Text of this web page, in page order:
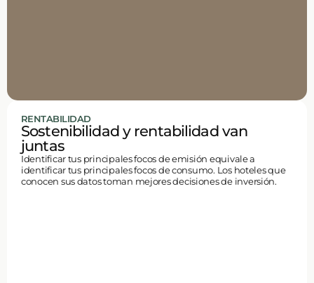
RENTABILIDAD
Sostenibilidad y rentabilidad van
juntas
Identificar tus principales focos de emisión equivale a
identificar tus principales focos de consumo. Los hoteles que
conocen sus datos toman mejores decisiones de inversión.